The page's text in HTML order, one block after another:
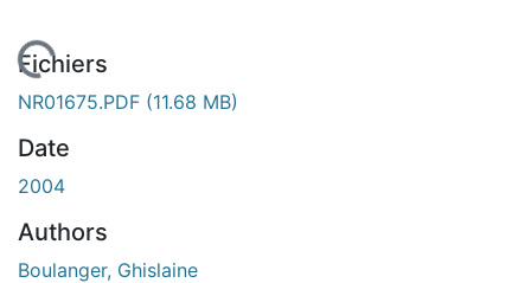
Fichiers
NR01675.PDF (11.68 MB)
Date
2004
Authors
Boulanger, Ghislaine